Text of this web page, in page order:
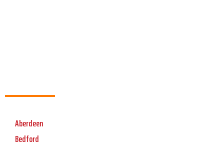
Aberdeen
Bedford